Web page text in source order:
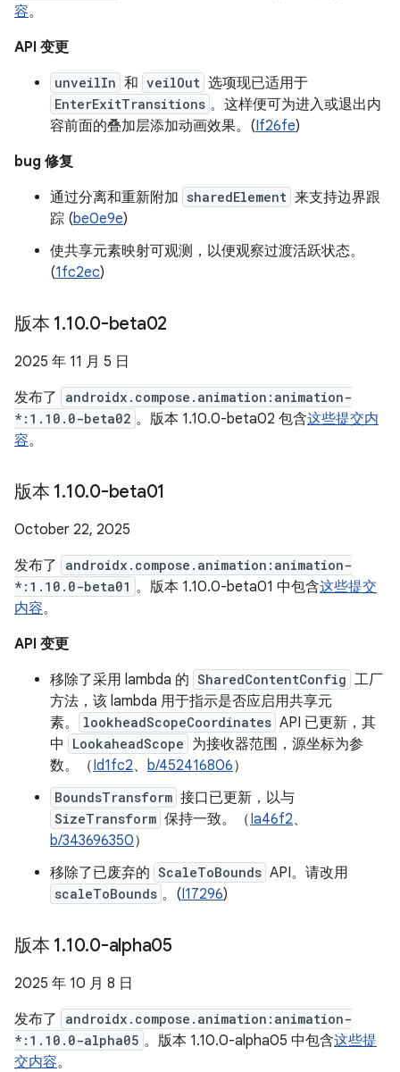
容。
API 变更
unveilIn 和 veilOut 选项现已适用于
EnterExitTransitions 。这样便可为进入或退出内
容前面的叠加层添加动画效果。(If26fe)
bug 修复
通过分离和重新附加 sharedElement 来支持边界跟
踪 (be0e9e)
使共享元素映射可观测，以便观察过渡活跃状态。
(1fc2ec)
版本 1.10.0-beta02
2025 年 11 月 5 日
发布了
androidx.compose.animation:animation-
*:1.10.0-beta02 。版本 1.10.0-beta02 包含这些提交内
容。
版本 1.10.0-beta01
October 22, 2025
发布了
androidx.compose.animation:animation-
*:1.10.0-beta01 。版本 1.10.0-beta01 中包含这些提交
内容。
API 变更
移除了采用 lambda 的 SharedContentConfig 工厂
方法，该 lambda 用于指示是否应启用共享元
素。
lookheadScopeCoordinates API 已更新，其
中
LookaheadScope 为接收器范围，源坐标为参
数。（Id1fc2、 b/452416806）
BoundsTransform 接口已更新，以与
SizeTransform 保持一致。（Ia46f2、
b/343696350）
移除了已废弃的 ScaleToBounds API。请改用
scaleToBounds 。(I17296)
版本 1.10.0-alpha05
2025 年 10 月 8 日
发布了
androidx.compose.animation:animation-
*:1.10.0-alpha05 。版本 1.10.0-alpha05 中包含这些提
交内容。